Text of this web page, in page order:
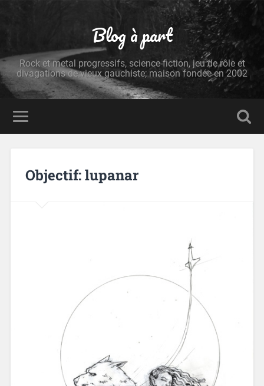
Blog à part
Rock et metal progressifs, science-fiction, jeu de rôle et
divagations de vieux gauchiste; maison fondée en 2002
Objectif: lupanar